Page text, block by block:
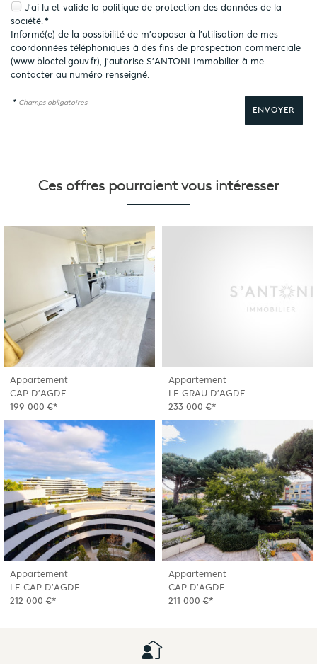
J'ai lu et valide la politique de protection des données de la
société.*
Informé(e) de la possibilité de m'opposer à l'utilisation de mes
coordonnées téléphoniques à des fins de prospection commerciale
(www.bloctel.gouv.fr), j'autorise S'ANTONI Immobilier à me
contacter au numéro renseigné.
* Champs obligatoires
Ces offres pourraientvous intéresser
Appartement
CAP D'AGDE
199 000 €*
Appartement
LE GRAU D'AGDE
233 000 €*
Appartement
LE CAP D'AGDE
212 000 €*
Appartement
CAP D'AGDE
211 000 €*